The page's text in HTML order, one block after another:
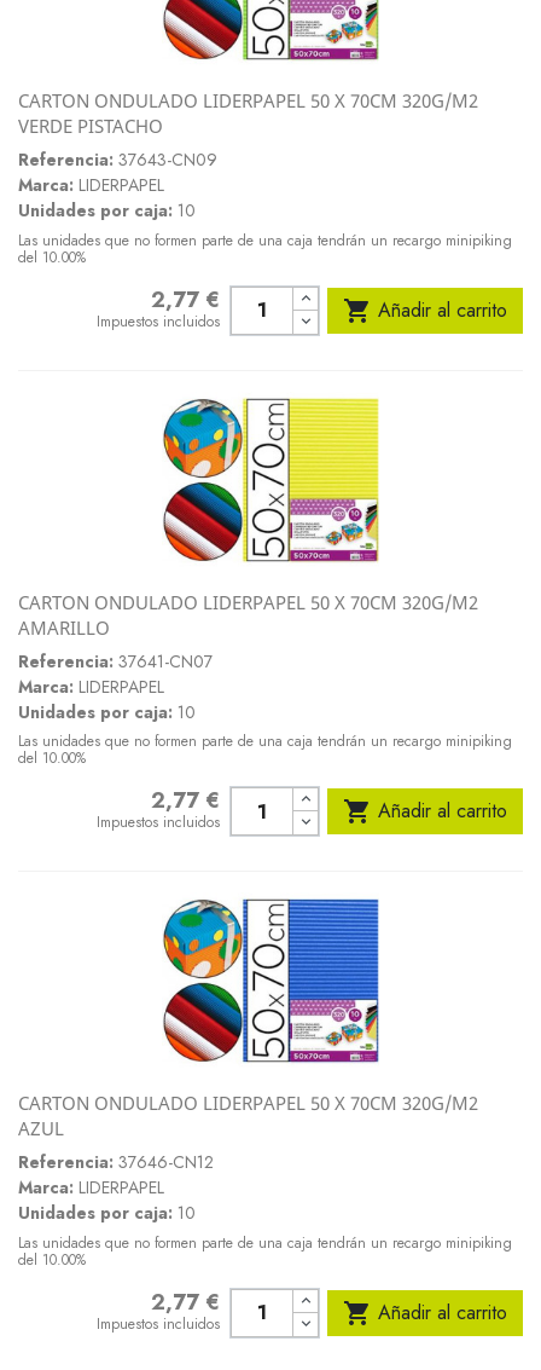
CARTON ONDULADO LIDERPAPEL 50 X 70CM 320G/M2
VERDE PISTACHO
Referencia: 37643-CN09
Marca: LIDERPAPEL
Unidades por caja: 10
Las unidades que no formen parte de una caja tendrán un recargo minipiking
del 10.00%
2,77 €
Impuestos incluidos  Añadir al carrito
CARTON ONDULADO LIDERPAPEL 50 X 70CM 320G/M2
AMARILLO
Referencia: 37641-CN07
Marca: LIDERPAPEL
Unidades por caja: 10
Las unidades que no formen parte de una caja tendrán un recargo minipiking
del 10.00%
2,77 €
Impuestos incluidos  Añadir al carrito
CARTON ONDULADO LIDERPAPEL 50 X 70CM 320G/M2
AZUL
Referencia: 37646-CN12
Marca: LIDERPAPEL
Unidades por caja: 10
Las unidades que no formen parte de una caja tendrán un recargo minipiking
del 10.00%
2,77 €
Impuestos incluidos  Añadir al carrito